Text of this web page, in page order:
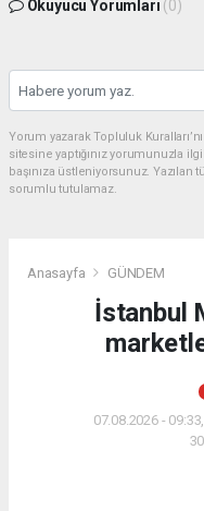
Okuyucu Yorumları (0)
Yorum yazarak Topluluk
sitesine yaptığınız yorumunuzla
başınıza üstleniyorsunuz.
sorumlu tutulamaz.
Anasayfa GÜNDEM
İstanbul
07.08.2026 -